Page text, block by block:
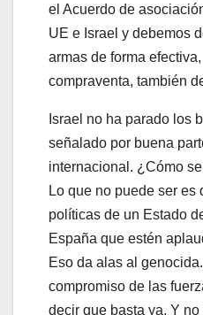
el Acuerdo de
UE e Israel y debemos
armas de forma
compraventa, también
Israel no ha parado los
señalado por buena
internacional. ¿Cómo
Lo que no puede ser es
políticas de un Estado
España que estén
Eso da alas al
compromiso de las
decir que basta ya. Y